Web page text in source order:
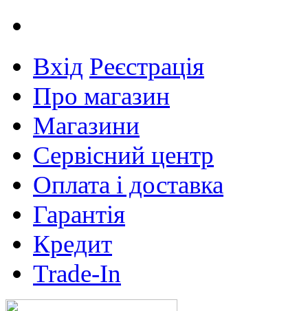
Вхід Реєстрація
Про магазин
Магазини
Сервісний центр
Оплата і доставка
Гарантія
Кредит
Trade-In